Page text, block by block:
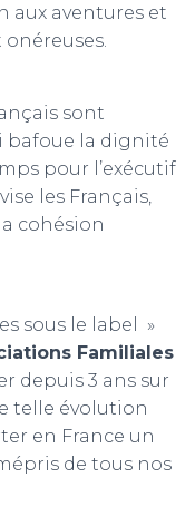
aux aventures et
sont
bafoue la dignité
pour l’exécutif
les Français,
cohésion
sous le label »
Familiales
depuis 3 ans sur
telle évolution
en France un
de tous nos